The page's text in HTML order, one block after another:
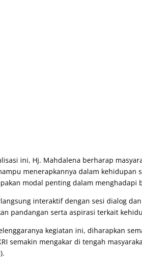
ini, Hj. Mahdalena berharap
menerapkannya dalam
modal penting dalam menghadapi
interaktif dengan sesi dialog
pandangan serta aspirasi terkait
kegiatan ini, diharapkan
semakin mengakar di tengah